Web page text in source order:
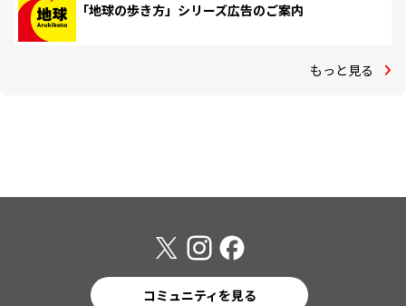
「地球の歩き方」シリーズ広告のご案内
もっと見る
コミュニティを見る